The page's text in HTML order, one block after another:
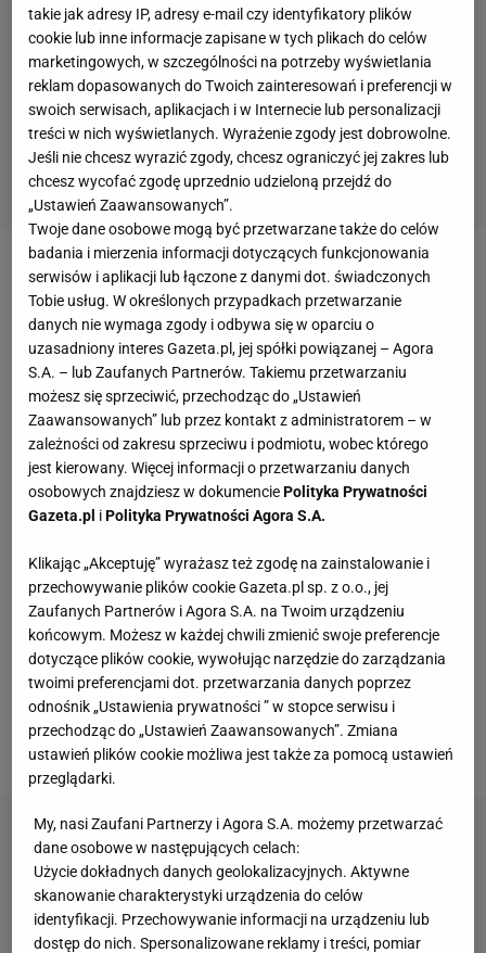
W tym roku Red Bull X-Fighters po raz kolejny
odbędzie się w Madrycie na legendarnej arenie
corridy Las Ventas. Na rampach zobaczymy 12
najlepszychzawodnikówna świecie, którzy będą
chcieli pokazać kibicom ewolucje, nad którymi
pracowali od wielu miesięcy. Wiadomo już, że
piątego tytułu w tej imprezie nie zdobędzie Francuz
Tom Pages, który zmaga się z kontuzją barku.Walka
o zwycięstwo zapowiada się zatem niezwykle
emocjonująco, bo poziom jest niezwykle
wyrównany. Czego się spodziewać? Lazy boyów,
backflipów, shaolinów, tsunami, supermanów i
barhopów – bo to tylko niektóre nazwy
niesamowitych ewolucji, które wykonują
motocykliści. A najlepiej spodziewać się
wszystkiego.
takie jak adresy IP, adresy e-mail czy identyfikatory plików
cookie lub inne informacje zapisane w tych plikach do celów
marketingowych, w szczególności na potrzeby wyświetlania
reklam dopasowanych do Twoich zainteresowań i preferencji w
swoich serwisach, aplikacjach i w Internecie lub personalizacji
treści w nich wyświetlanych. Wyrażenie zgody jest dobrowolne.
Jeśli nie chcesz wyrazić zgody, chcesz ograniczyć jej zakres lub
chcesz wycofać zgodę uprzednio udzieloną przejdź do
„Ustawień Zaawansowanych”.
Twoje dane osobowe mogą być przetwarzane także do celów
badania i mierzenia informacji dotyczących funkcjonowania
serwisów i aplikacji lub łączone z danymi dot. świadczonych
Tobie usług. W określonych przypadkach przetwarzanie
danych nie wymaga zgody i odbywa się w oparciu o
uzasadniony interes Gazeta.pl, jej spółki powiązanej – Agora
S.A. – lub Zaufanych Partnerów. Takiemu przetwarzaniu
możesz się sprzeciwić, przechodząc do „Ustawień
Zaawansowanych” lub przez kontakt z administratorem – w
zależności od zakresu sprzeciwu i podmiotu, wobec którego
jest kierowany. Więcej informacji o przetwarzaniu danych
osobowych znajdziesz w dokumenciePolityka Prywatności
Gazeta.pl iPolityka Prywatności Agora S.A.
Klikając „Akceptuję” wyrażasz też zgodę na zainstalowanie i
przechowywanie plików cookie Gazeta.pl sp. z o.o., jej
Zaufanych Partnerów i Agora S.A. na Twoim urządzeniu
końcowym. Możesz w każdej chwili zmienić swoje preferencje
dotyczące plików cookie, wywołując narzędzie do zarządzania
twoimi preferencjami dot. przetwarzania danych poprzez
odnośnik „Ustawienia prywatności ” w stopce serwisu i
przechodząc do „Ustawień Zaawansowanych”. Zmiana
ustawień plików cookie możliwa jest także za pomocą ustawień
przeglądarki.
My, nasi Zaufani Partnerzy i Agora S.A. możemy przetwarzać
dane osobowe w następujących celach:
Użycie dokładnych danych geolokalizacyjnych. Aktywne
skanowanie charakterystyki urządzenia do celów
identyfikacji. Przechowywanie informacji na urządzeniu lub
dostęp do nich. Spersonalizowane reklamy i treści, pomiar